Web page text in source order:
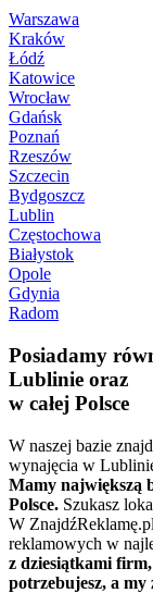
Warszawa
Kraków
Łódź
Katowice
Wrocław
Gdańsk
Poznań
Rzeszów
Szczecin
Bydgoszcz
Lublin
Częstochowa
Białystok
Opole
Gdynia
Radom
Posiadamy
Lublinie oraz
w całej Polsce
W naszej bazie
wynajęcia w
Mamy największą
Polsce. Szukasz
W
reklamowych w
z dziesiątkami firm,
potrzebujesz, a my